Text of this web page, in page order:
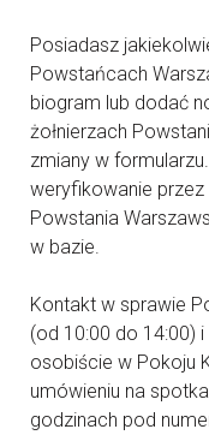
Posiadasz
Powstańcach
biogram lub dodać
żołnierzach
zmiany w
weryfikowanie
Powstania
w bazie.
Kontakt w sprawie
(od 10:00 do 14:00)
osobiście w Pokoju
umówieniu na
godzinach pod